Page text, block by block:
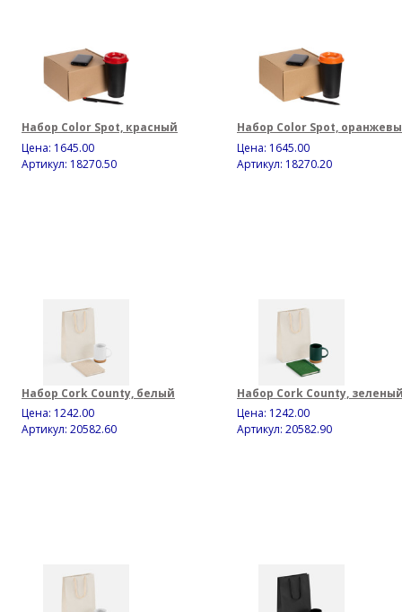
Набор Color Spot, красный
Цена: 1645.00
Артикул: 18270.50
Набор Color Spot,
Цена: 1645.00
Артикул: 18270.20
Набор Cork County, белый
Цена: 1242.00
Артикул: 20582.60
Набор Cork County,
Цена: 1242.00
Артикул: 20582.90